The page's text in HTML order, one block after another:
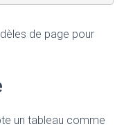
de page pour
un tableau comme